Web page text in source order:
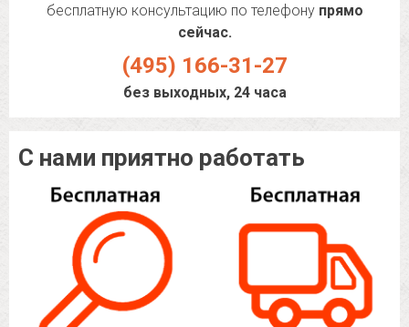
бесплатную консультацию по телефону прямо
сейчас.
(495) 166-31-27
без выходных, 24 часа
С нами приятно работать